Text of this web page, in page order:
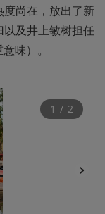
尚在，放出了新
及井上敏树担任
味）。
1 / 2